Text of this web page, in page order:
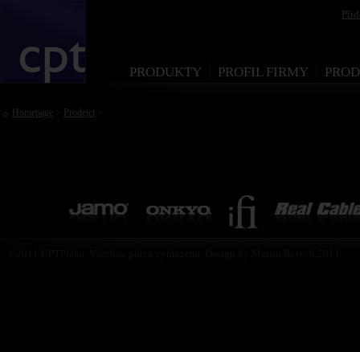
PRODUKTY PROFIL FIRMY
Homepage Prodejci